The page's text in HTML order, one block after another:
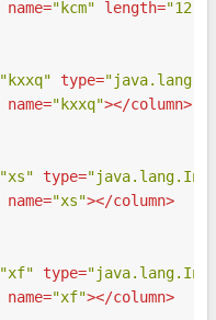
name="kcm" length="12"
"kxxq" type=
name="kxxq"></column>
"xs" type=
name="xs"></column>
"xf" type=
name="xf"></column>